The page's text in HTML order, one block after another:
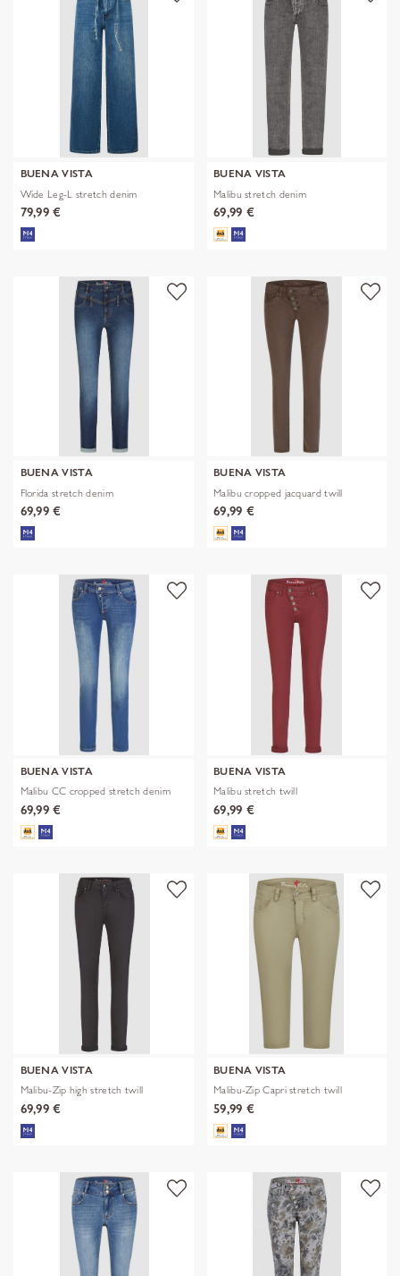
BUENA VISTA
Wide Leg-L stretch denim
79,99 €
BUENA VISTA
Malibu stretch denim
69,99 €
BUENA VISTA
Florida stretch denim
69,99 €
BUENA VISTA
Malibu cropped jacquard twill
69,99 €
BUENA VISTA
Malibu CC cropped stretch denim
69,99 €
BUENA VISTA
Malibu stretch twill
69,99 €
BUENA VISTA
Malibu-Zip high stretch twill
69,99 €
BUENA VISTA
Malibu-Zip Capri stretch twill
59,99 €